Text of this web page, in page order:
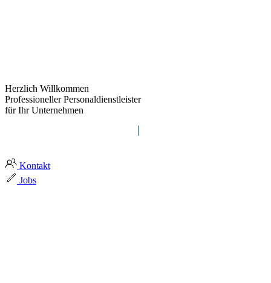
Herzlich Willkommen
Professioneller Personaldienstleister
für Ihr Unternehmen
Kontakt
Jobs